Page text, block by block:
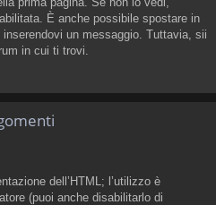
È anche possibile spostare in
un messaggio. Tuttavia, sii
in cui ti trovi.
dell’HTML; l’utilizzo è
(puoi anche disabilitarlo di